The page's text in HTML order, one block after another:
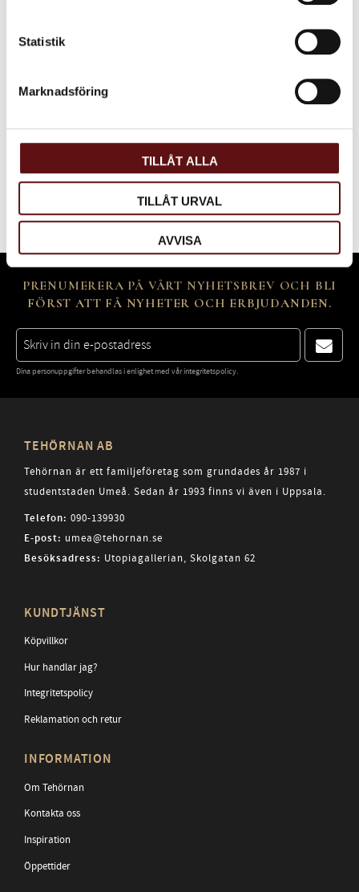
Statistik
Marknadsföring
TILLÅT ALLA
TILLÅT URVAL
AVVISA
Bli den första att lämna ett omdöme.
PRENUMERERA PÅ VÅRT NYHETSBREV OCH BLI
FÖRST ATT FÅ NYHETER OCH ERBJUDANDEN.
Dina personuppgifter behandlas i enlighet med vårintegritetspolicy.
TEHÖRNAN AB
Tehörnan är ett familjeföretag som grundades år 1987 i
studentstaden Umeå. Sedan år 1993 finns vi även i Uppsala.
Telefon: 090-139930
E-post: umea@tehornan.se
Besöksadress: Utopiagallerian, Skolgatan 62
KUNDTJÄNST
Köpvillkor
Hur handlar jag?
Integritetspolicy
Reklamation och retur
INFORMATION
Om Tehörnan
Kontakta oss
Inspiration
Öppettider